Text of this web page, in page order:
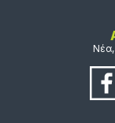
Νέα,